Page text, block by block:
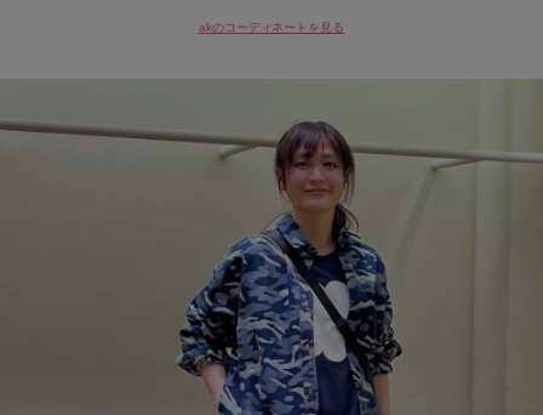
akのコーディネートを見る